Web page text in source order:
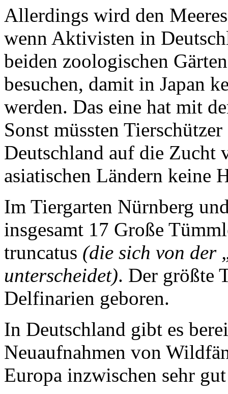
Allerdings wird den
wenn Aktivisten in
beiden zoologischen
besuchen, damit in Japan
werden. Das eine hat mit
Sonst müssten
Deutschland auf die Zucht
asiatischen Ländern keine
Im Tiergarten Nürnberg
insgesamt 17 Große
truncatus (die sich von der
unterscheidet). Der größte
Delfinarien geboren.
In Deutschland gibt es
Neuaufnahmen von
Europa inzwischen sehr